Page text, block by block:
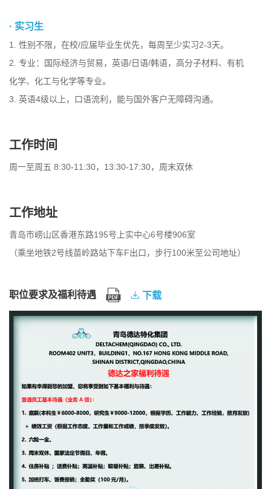
· 实习生
1. 性别不限，在校/应届毕业生优先，每周至少实习2-3天。
2. 专业：国际经济与贸易，英语/日语/韩语，高分子材料、有机
化学、化工与化学等专业。
3. 英语4级以上，口语流利，能与国外客户无障碍沟通。
工作时间
周一至周五 8:30-11:30，13:30-17:30，周末双休
工作地址
青岛市崂山区香港东路195号上实中心6号楼906室
（乘坐地铁2号线苗岭路站下车F出口，步行100米至公司地址）
职位要求及福利待遇 下载